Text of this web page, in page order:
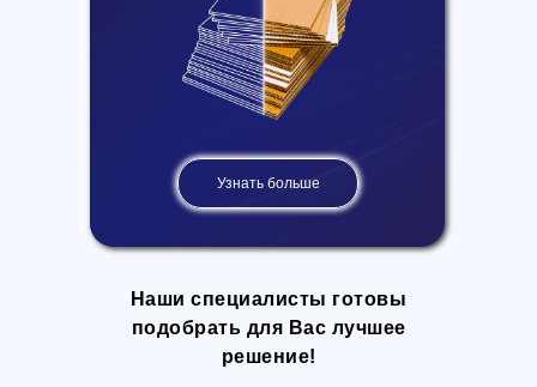
Узнать больше
Наши специалисты готовы
подобрать для Вас лучшее
решение!